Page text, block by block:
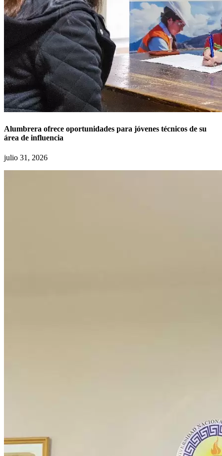
Alumbrera ofrece oportunidades para jóvenes técnicos de su
área de influencia
julio 31, 2026